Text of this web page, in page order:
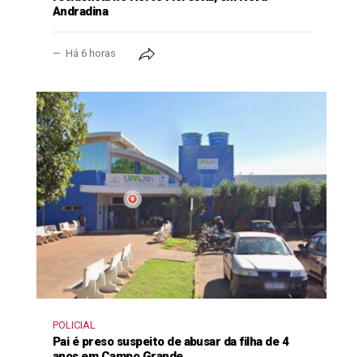
Andradina
Há 6 horas
POLICIAL
Pai é preso suspeito de abusar da filha de 4